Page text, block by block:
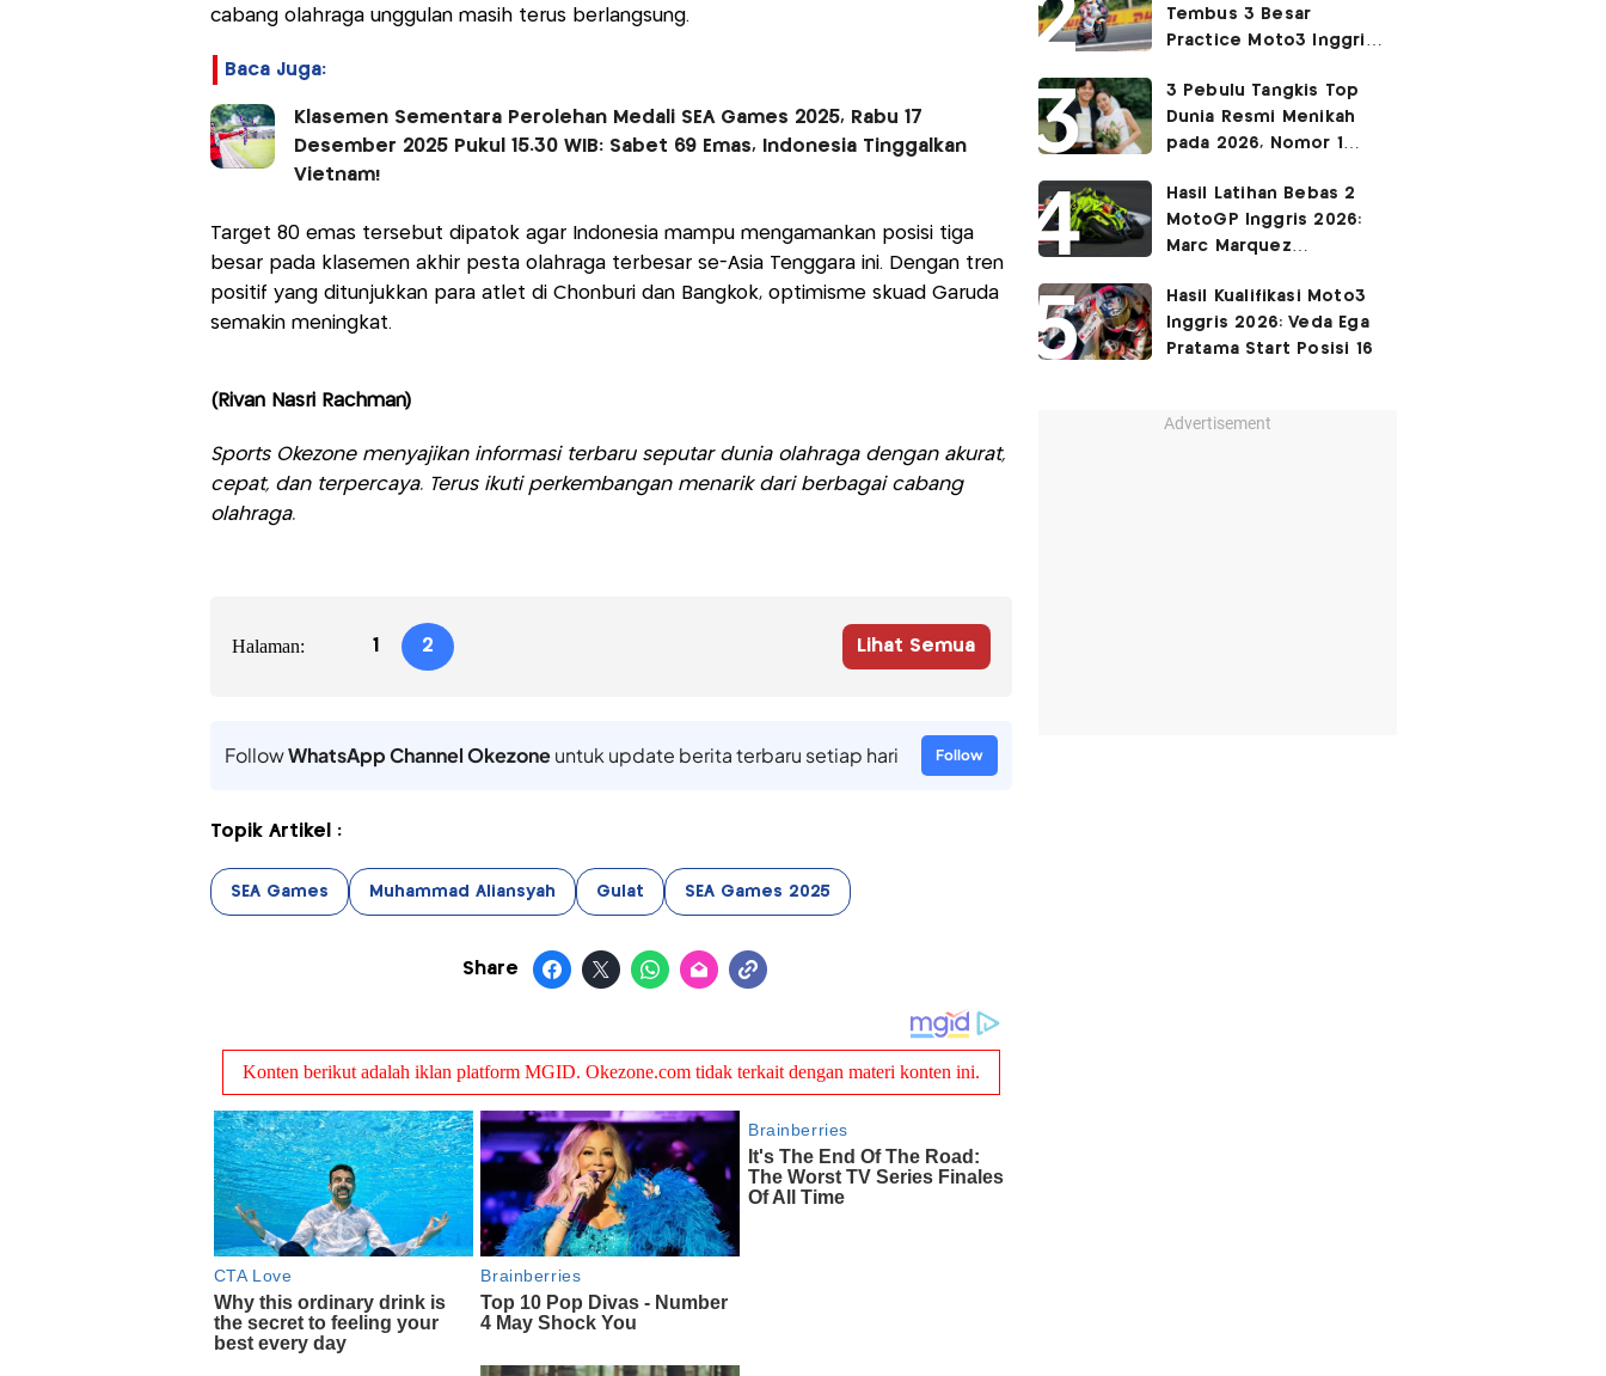
cabang olahraga unggulan masih terus berlangsung.
Baca Juga:
Klasemen Sementara Perolehan Medali SEA Games 2025, Rabu 17
Desember 2025 Pukul 15.30 WIB: Sabet 69 Emas, Indonesia Tinggalkan
Vietnam!
Target 80 emas tersebut dipatok agar Indonesia mampu mengamankan posisi tiga
besar pada klasemen akhir pesta olahraga terbesar se-Asia Tenggara ini. Dengan tren
positif yang ditunjukkan para atlet di Chonburi dan Bangkok, optimisme skuad Garuda
semakin meningkat.
(Rivan Nasri Rachman)
Sports Okezone menyajikan informasi terbaru seputar dunia olahraga dengan akurat,
cepat, dan terpercaya. Terus ikuti perkembangan menarik dari berbagai cabang
olahraga.
Halaman: 1 2 Lihat Semua
FollowWhatsApp Channel Okezoneuntuk update berita terbaru setiap hari Follow
Topik Artikel :
SEA Games Muhammad Aliansyah Gulat SEA Games 2025
Share
Tembus 3 Besar
Practice Moto3 Inggris
di Kualifikasi?
3 Pebulu Tangkis Top
Dunia Resmi Menikah
pada 2026, Nomor 1
Hasil Latihan Bebas 2
MotoGP Inggris 2026:
Marc Marquez
Giannantonio Tercepat
Hasil Kualifikasi Moto3
Inggris 2026: Veda Ega
Pratama Start Posisi 16
Advertisement